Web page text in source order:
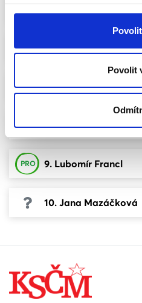
Povolit
6. Václav Valhoda
7. Jan Klimeš
8. Antonín Krák
PRO 9. Lubomír Francl
10. Jana Mazáčková